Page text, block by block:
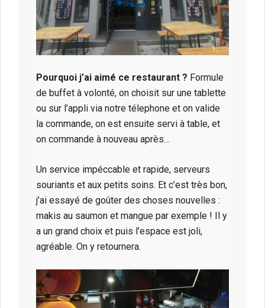
Pourquoi j’ai aimé ce restaurant ? Formule
de buffet à volonté, on choisit sur une tablette
ou sur l’appli via notre télephone et on valide
la commande, on est ensuite servi à table, et
on commande à nouveau après…
Un service impéccable et rapide, serveurs
souriants et aux petits soins. Et c’est très bon,
j’ai essayé de goûter des choses nouvelles :
makis au saumon et mangue par exemple ! Il y
a un grand choix et puis l’espace est joli,
agréable. On y retournera.